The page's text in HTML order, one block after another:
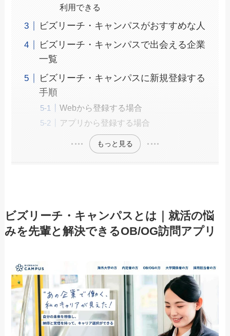
利用できる
ビズリーチ・キャンパスがおすすめな人
ビズリーチ・キャンパスで出会える企業
一覧
ビズリーチ・キャンパスに新規登録する
手順
Webから登録する場合
アプリから登録する場合
もっと見る
ビズリーチ・キャンパスとは｜就活の悩
みを先輩と解決できるOB/OG訪問アプリ